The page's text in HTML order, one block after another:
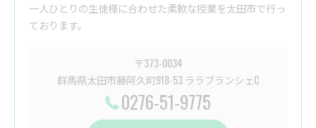
一人ひとりの生徒様に合わせた柔軟な授業を太田市で行っ
ております。
〒373-0034
群馬県太田市藤阿久町918-53 ララブランシェC
0276-51-9775